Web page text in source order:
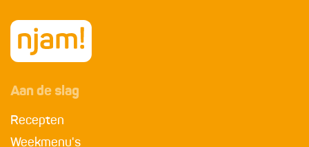
Aan de slag
Recepten
Weekmenu's